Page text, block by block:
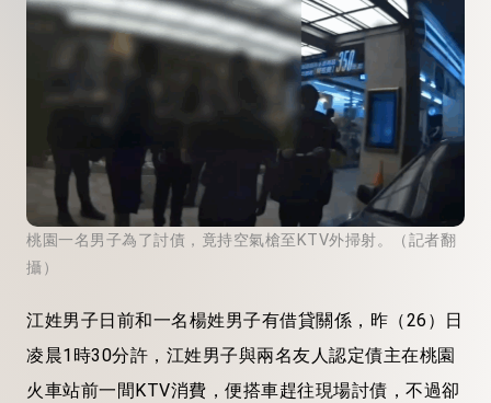
桃園一名男子為了討債，竟持空氣槍至KTV外掃射。（記者翻
攝）
江姓男子日前和一名楊姓男子有借貸關係，昨（26）日
凌晨1時30分許，江姓男子與兩名友人認定債主在桃園
火車站前一間KTV消費，便搭車趕往現場討債，不過卻